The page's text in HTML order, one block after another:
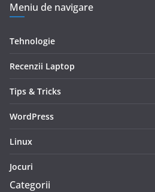
Meniu de navigare
Tehnologie
Recenzii Laptop
Tips & Tricks
WordPress
Linux
Jocuri
Categorii